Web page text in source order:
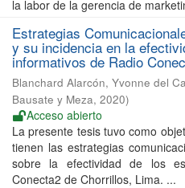
la labor de la gerencia de
Estrategias
y su incidencia en la
informativos de Radio
Blanchard Alarcón, Yvonne del
Bausate y Meza, 2020)
Acceso abierto
La presente tesis tuvo como
tienen las estrategias
sobre la efectividad de los
Conecta2 de Chorrillos, Lima. ...